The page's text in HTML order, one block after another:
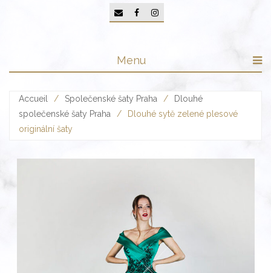
Menu
Accueil / Společenské šaty Praha /
Dlouhé
společenské šaty Praha
/
Dlouhé sytě zelené plesové
originální šaty